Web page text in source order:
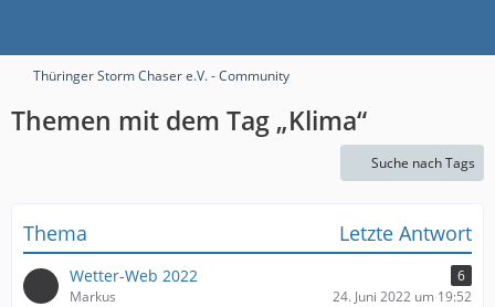
Thüringer Storm Chaser e.V. - Community
Themen mit dem Tag „Klima“
Suche nach Tags
Thema Letzte Antwort
Wetter-Web 2022
6
Markus
24. Juni 2022 um 19:52